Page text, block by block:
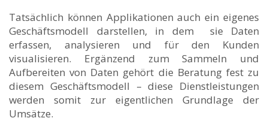
Tatsächlich können Applikationen auch ein eigenes
Geschäftsmodell darstellen, in dem sie Daten
erfassen, analysieren und für den Kunden
visualisieren. Ergänzend zum Sammeln und
Aufbereiten von Daten gehört die Beratung fest zu
diesem Geschäftsmodell – diese Dienstleistungen
werden somit zur eigentlichen Grundlage der
Umsätze.